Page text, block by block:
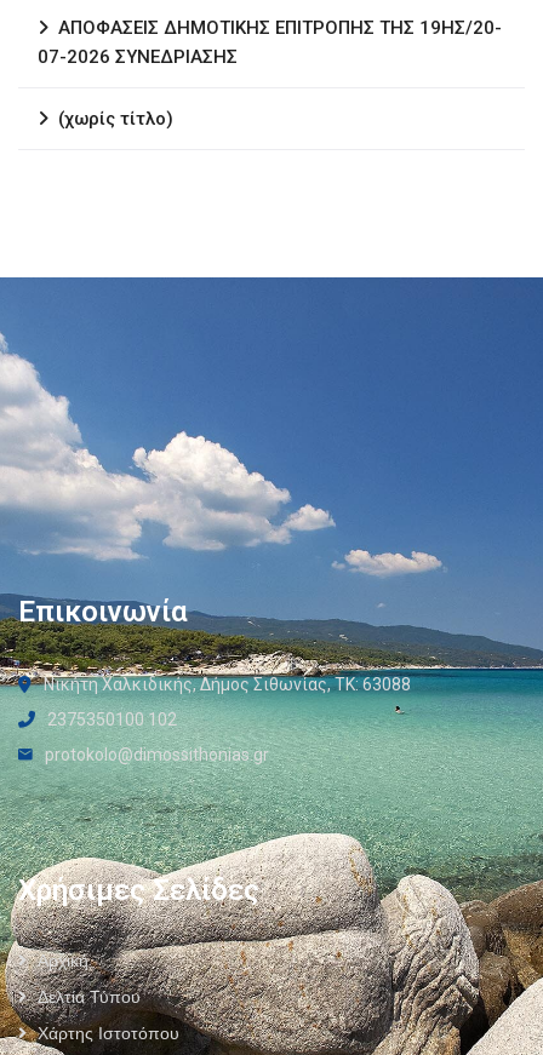
ΑΠΟΦΑΣΕΙΣ ΔΗΜΟΤΙΚΗΣ ΕΠΙΤΡΟΠΗΣ ΤΗΣ 19ΗΣ/20-
07-2026 ΣΥΝΕΔΡΙΑΣΗΣ
(χωρίς τίτλο)
Επικοινωνία
Νικήτη Χαλκιδικής, Δήμος Σιθωνίας, ΤΚ: 63088
2375350100 102
protokolo@dimossithonias.gr
Χρήσιμες Σελίδες
Αρχική
Δελτία Τύπου
Χάρτης Ιστοτόπου